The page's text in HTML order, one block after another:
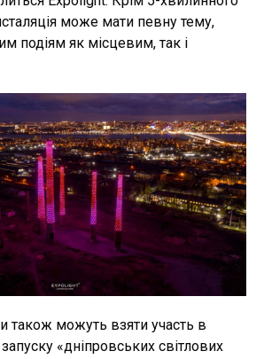
може мати певну тему,
подіям як місцевим, так і
також можуть взяти участь в
«дніпровських світлових